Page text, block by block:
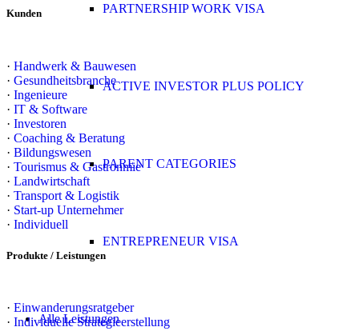
PARTNERSHIP WORK VISA
ACTIVE INVESTOR PLUS POLICY
PARENT CATEGORIES
ENTREPRENEUR VISA
Alle Leistungen
Kunden
· Handwerk & Bauwesen
· Gesundheitsbranche
· Ingenieure
· IT & Software
· Investoren
· Coaching & Beratung
· Bildungswesen
· Tourismus & Gastronmie
· Landwirtschaft
· Transport & Logistik
· Start-up Unternehmer
· Individuell
Produkte / Leistungen
· Einwanderungsratgeber
· Individuelle Strategieerstellung